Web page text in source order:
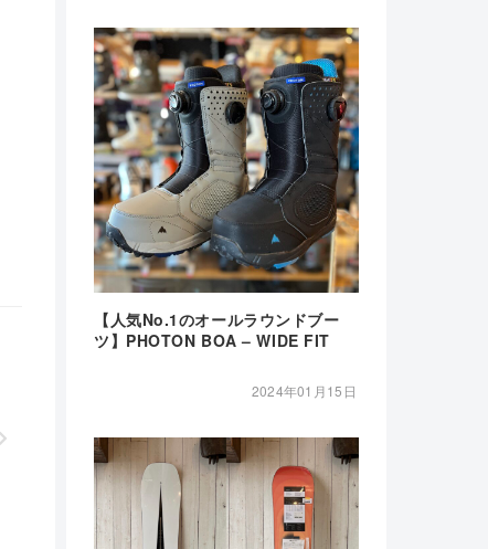
【人気No.1のオールラウンドブー
ツ】PHOTON BOA – WIDE FIT
2024年01月15日